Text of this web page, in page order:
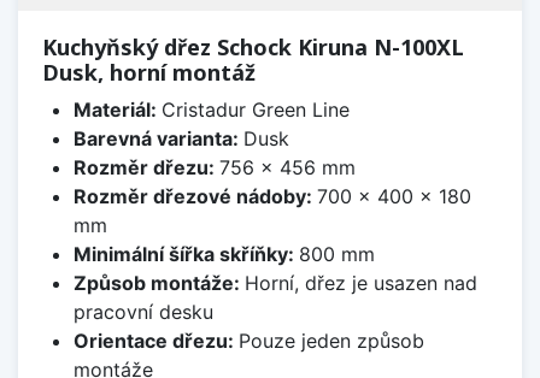
Kuchyňský dřez Schock Kiruna N-100XL
Dusk, horní montáž
Materiál: Cristadur Green Line
Barevná varianta: Dusk
Rozměr dřezu: 756 x 456 mm
Rozměr dřezové nádoby: 700 x 400 x 180
mm
Minimální šířka skříňky: 800 mm
Způsob montáže: Horní, dřez je usazen nad
pracovní desku
Orientace dřezu: Pouze jeden způsob
montáže